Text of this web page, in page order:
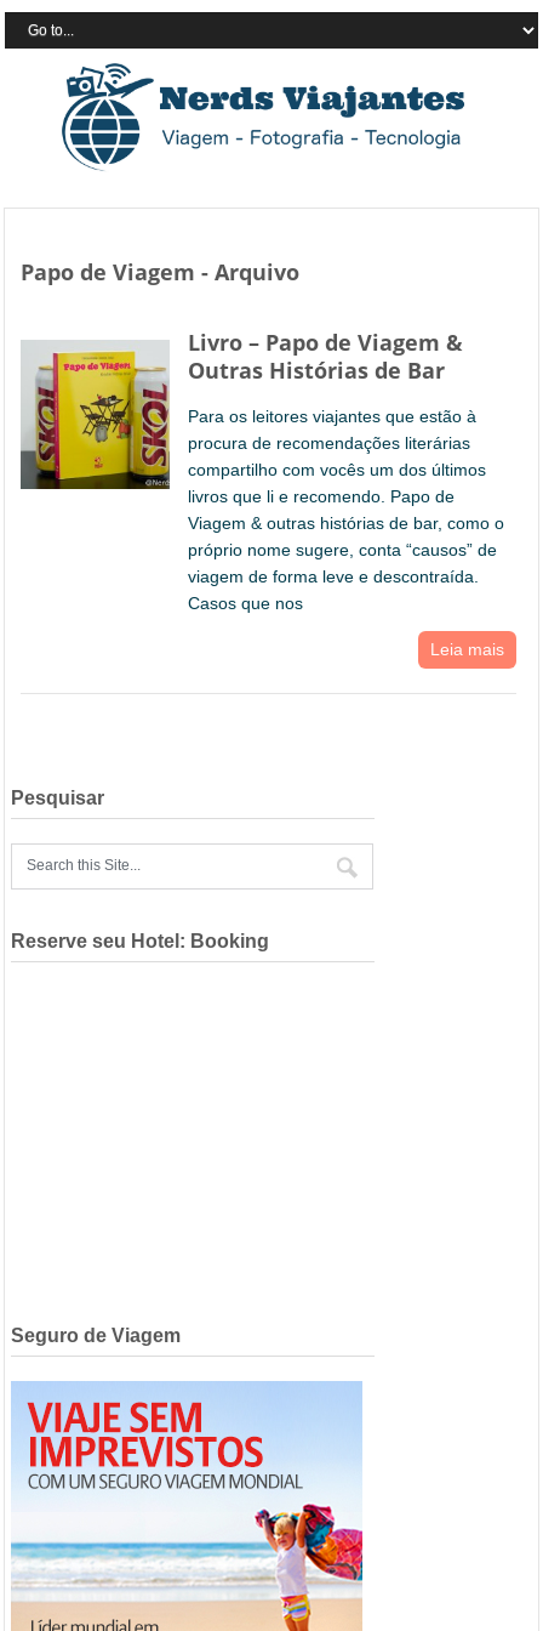
Papo de Viagem - Arquivo
Livro – Papo de Viagem &
Outras Histórias de Bar
Para os leitores viajantes que estão à
procura de recomendações literárias
compartilho com vocês um dos últimos
livros que li e recomendo. Papo de
Viagem & outras histórias de bar, como o
próprio nome sugere, conta “causos” de
viagem de forma leve e descontraída.
Casos que nos
Leia mais
Pesquisar
Reserve seu Hotel: Booking
Seguro de Viagem